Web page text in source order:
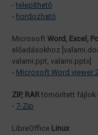
-telepíthető
- hordozható
Microsoft Word, Excel,
előadásokhoz
valami.ppt, valami.pptx]
- Microsoft Word viewer
ZIP, RAR tömörített fájlok
- 7-Zip
LibreOffice Linux